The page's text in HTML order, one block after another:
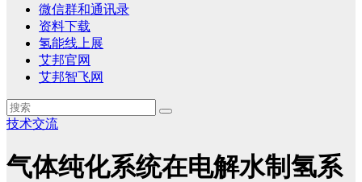
微信群和通讯录
资料下载
氢能线上展
艾邦官网
艾邦智飞网
技术交流
气体纯化系统在电解水制氢系